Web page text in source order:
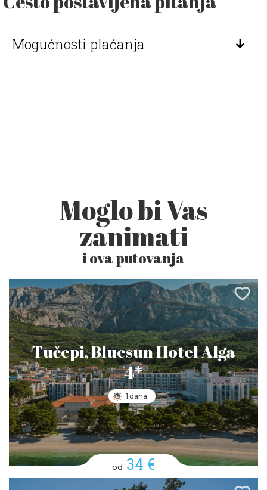
Mogućnosti plaćanja
Moglo bi Vas
zanimati
i ova putovanja
Tučepi, Bluesun Hotel Alga
4*
1 dana
od 34 €